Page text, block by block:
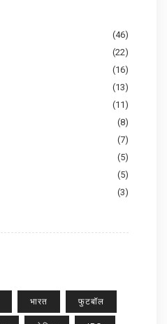
(46)
(22)
(16)
(13)
(11)
(8)
(7)
(5)
(5)
(3)
भारत फुटबॉल